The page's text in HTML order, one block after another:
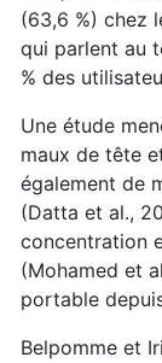
(63,6 %) chez
qui parlent au
% des
Une étude
maux de tête
également de
(Datta et al.,
concentration
(Mohamed et
portable
Belpomme et